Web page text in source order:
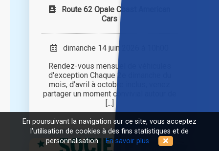
Route 62 Opale Coast American
Cars
dimanche 14 juin 2026 à 10h00
Rendez-vous mensuel de véhicules
d'exception Chaque 2e dimanche du
mois, d'avril à octobre inclus, venez
partager un moment convivial autour de
[...]
En poursuivant la navigation sur ce site, vous acceptez
l'utilisation de cookies à des fins statistiques et de
personnalisation.En savoir plus